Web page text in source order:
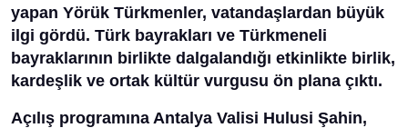
yapan Yörük Türkmenler, vatandaşlardan büyük
ilgi gördü. Türk bayrakları ve Türkmeneli
bayraklarının birlikte dalgalandığı etkinlikte birlik,
kardeşlik ve ortak kültür vurgusu ön plana çıktı.
Açılış programına Antalya Valisi Hulusi Şahin,